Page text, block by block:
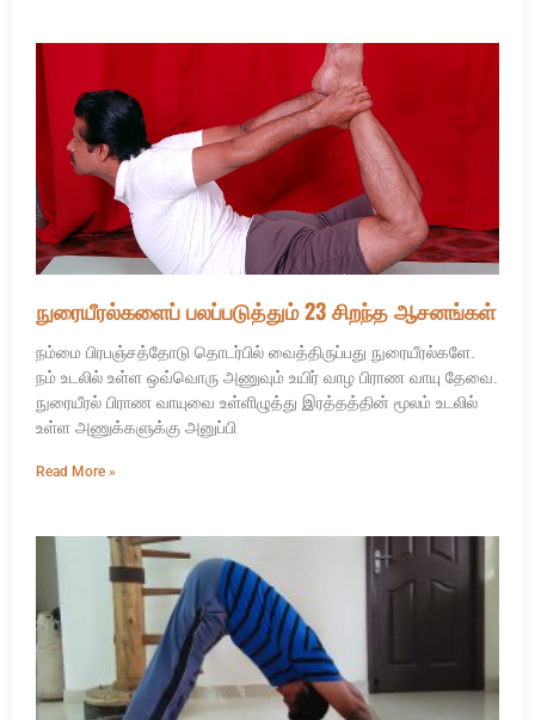
நுரையீரல்களைப் பலப்படுத்தும் 23 சிறந்த ஆசனங்கள்
நம்மை பிரபஞ்சத்தோடு தொடர்பில் வைத்திருப்பது நுரையீரல்களே.
நம் உடலில் உள்ள ஒவ்வொரு அணுவும் உயிர் வாழ பிராண வாயு தேவை.
நுரையீரல் பிராண வாயுவை உள்ளிழுத்து இரத்தத்தின் மூலம் உடலில்
உள்ள அணுக்களுக்கு அனுப்பி
Read More »